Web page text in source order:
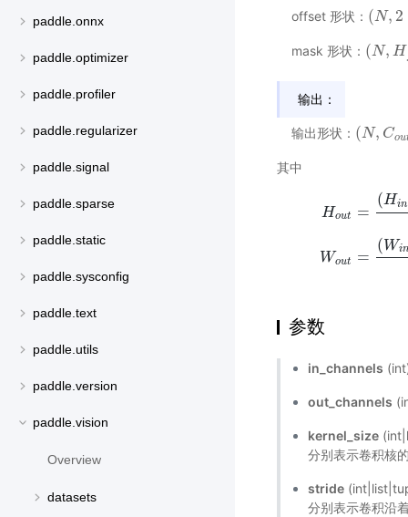
paddle.onnx
paddle.optimizer
paddle.profiler
paddle.regularizer
paddle.signal
paddle.sparse
paddle.static
paddle.sysconfig
paddle.text
paddle.utils
paddle.version
paddle.vision
Overview
datasets
offset 形状： (N, 2
(N,2 ∗
mask 形状： (N, H
(N,H f∗
输出：
输出形状： (N, Cou
(N,C out,
其中
Hout
Wout
=
(Hin
=
(Win
+
参数
in_channels
out_channels
kernel_size
分别表示卷积核
stride
分别表示卷积沿